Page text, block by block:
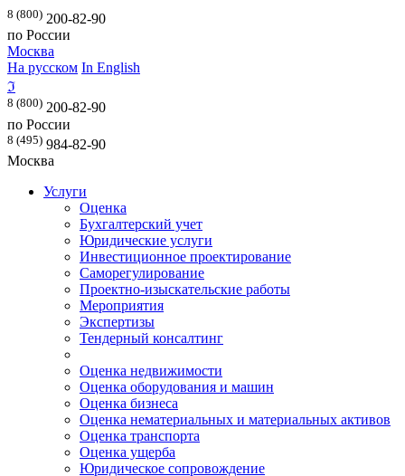
8 (800) 200-82-90
по России
Москва
На русском In English
ℑ
8 (800) 200-82-90
по России
8 (495) 984-82-90
Москва
Услуги
Оценка
Бухгалтерский учет
Юридические услуги
Инвестиционное проектирование
Саморегулирование
Проектно-изыскательские работы
Мероприятия
Экспертизы
Тендерный консалтинг
Оценка недвижимости
Оценка оборудования и машин
Оценка бизнеса
Оценка нематериальных и материальных активов
Оценка транспорта
Оценка ущерба
Юридическое сопровождение